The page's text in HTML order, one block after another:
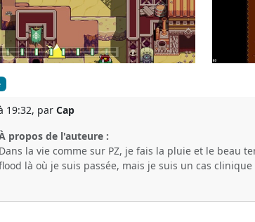
19:32, par Cap
propos de l'auteure :
Dans la vie comme sur PZ, je fais la pluie et le beau
là où je suis passée, mais je suis un cas